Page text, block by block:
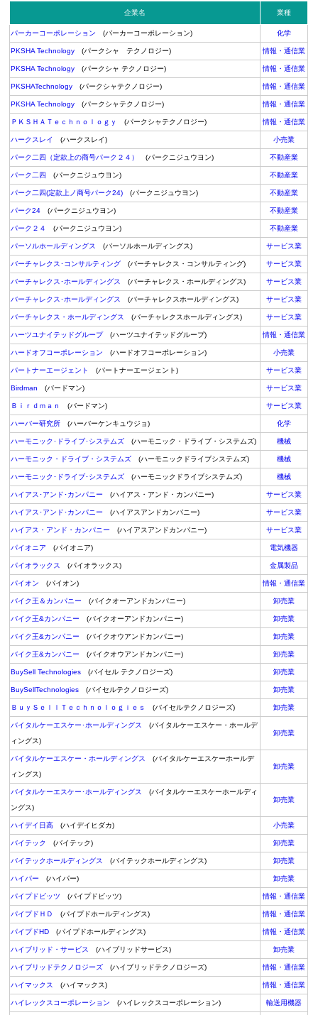
企業名 業種
パーカーコーポレーション (パーカーコーポレーション) 化学
PKSHA Technology (パークシャ テクノロジー) 情報・通信業
PKSHA Technology (パークシャ テクノロジー) 情報・通信業
PKSHATechnology (パークシャテクノロジー) 情報・通信業
PKSHA Technology (パークシャテクノロジー) 情報・通信業
ＰＫＳＨＡＴｅｃｈｎｏｌｏｇｙ (パークシャテクノロジー) 情報・通信業
ハークスレイ (ハークスレイ) 小売業
パーク二四（定款上の商号パーク２４） (パークニジュウヨン) 不動産業
パーク二四 (パークニジュウヨン) 不動産業
パーク二四(定款上ノ商号パーク24) (パークニジュウヨン) 不動産業
パーク24 (パークニジュウヨン) 不動産業
パーク２４ (パークニジュウヨン) 不動産業
パーソルホールディングス (パーソルホールディングス) サービス業
バーチャレクス･コンサルティング (バーチャレクス・コンサルティング) サービス業
バーチャレクス･ホールディングス (バーチャレクス・ホールディングス) サービス業
バーチャレクス･ホールディングス (バーチャレクスホールディングス) サービス業
バーチャレクス・ホールディングス (バーチャレクスホールディングス) サービス業
ハーツユナイテッドグループ(ハーツユナイテッドグループ) 情報・通信業
ハードオフコーポレーション (ハードオフコーポレーション) 小売業
パートナーエージェント (パートナーエージェント) サービス業
Birdman (バードマン) サービス業
Ｂｉｒｄｍａｎ (バードマン) サービス業
ハーバー研究所 (ハーバーケンキュウジョ) 化学
ハーモニック･ドライブ･システムズ (ハーモニック・ドライブ・システムズ) 機械
ハーモニック・ドライブ・システムズ (ハーモニックドライブシステムズ) 機械
ハーモニック･ドライブ･システムズ (ハーモニックドライブシステムズ) 機械
ハイアス･アンド･カンパニー (ハイアス・アンド・カンパニー) サービス業
ハイアス･アンド･カンパニー (ハイアスアンドカンパニー) サービス業
ハイアス・アンド・カンパニー (ハイアスアンドカンパニー) サービス業
パイオニア (パイオニア) 電気機器
パイオラックス (パイオラックス) 金属製品
パイオン (パイオン) 情報・通信業
バイク王＆カンパニー (バイクオーアンドカンパニー) 卸売業
バイク王&カンパニー (バイクオーアンドカンパニー) 卸売業
バイク王&カンパニー (バイクオウアンドカンパニー) 卸売業
バイク王&カンパニー (バイクオウアンドカンパニー) 卸売業
BuySell Technologies (バイセル テクノロジーズ) 卸売業
BuySellTechnologies (バイセルテクノロジーズ) 卸売業
ＢｕｙＳｅｌｌＴｅｃｈｎｏｌｏｇｉｅｓ (バイセルテクノロジーズ) 卸売業
バイタルケーエスケー･ホールディングス
(バイタルケーエスケー・ホールデ
ィングス)
卸売業
バイタルケーエスケー・ホールディングス
(バイタルケーエスケーホールデ
ィングス)
卸売業
バイタルケーエスケー･ホールディングス
(バイタルケーエスケーホールディ
ングス)
卸売業
ハイデイ日高 (ハイデイヒダカ) 小売業
バイテック (バイテック) 卸売業
バイテックホールディングス (バイテックホールディングス) 卸売業
ハイパー (ハイパー) 卸売業
パイプドビッツ (パイプドビッツ) 情報・通信業
パイプドＨＤ (パイプドホールディングス) 情報・通信業
パイプドHD (パイプドホールディングス) 情報・通信業
ハイブリッド・サービス (ハイブリッドサービス) 卸売業
ハイブリッドテクノロジーズ (ハイブリッドテクノロジーズ) 情報・通信業
ハイマックス (ハイマックス) 情報・通信業
ハイレックスコーポレーション (ハイレックスコーポレーション) 輸送用機器